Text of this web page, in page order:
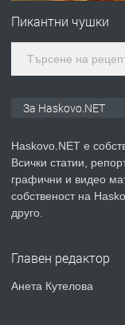
ПРЕДЛАГА
Пикантни чушки
За Haskovo.NET
Haskovo.NET е
Всички статии,
графични и видео
собственост на
друго.
Главен редактор
Анета Кутелова